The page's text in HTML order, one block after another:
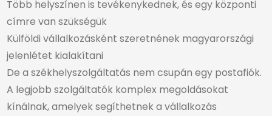
Több helyszínen is tevékenykednek, és egy központi
címre van szükségük
Külföldi vállalkozásként szeretnének magyarországi
jelenlétet kialakítani
De a székhelyszolgáltatás nem csupán egy postafiók.
A legjobb szolgáltatók komplex megoldásokat
kínálnak, amelyek segíthetnek a vállalkozás